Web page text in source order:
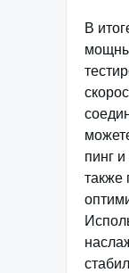
В
пинг
также